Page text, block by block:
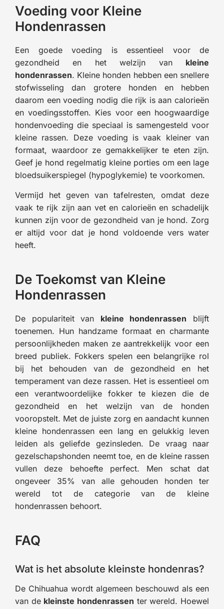
Voeding voor Kleine
Hondenrassen
Een goede voeding is essentieel voor de
gezondheid en het welzijn van kleine
hondenrassen. Kleine honden hebben een snellere
stofwisseling dan grotere honden en hebben
daarom een voeding nodig die rijk is aan calorieën
en voedingsstoffen. Kies voor een hoogwaardige
hondenvoeding die speciaal is samengesteld voor
kleine rassen. Deze voeding is vaak kleiner van
formaat, waardoor ze gemakkelijker te eten zijn.
Geef je hond regelmatig kleine porties om een lage
bloedsuikerspiegel (hypoglykemie) te voorkomen.
Vermijd het geven van tafelresten, omdat deze
vaak te rijk zijn aan vet en calorieën en schadelijk
kunnen zijn voor de gezondheid van je hond. Zorg
er altijd voor dat je hond voldoende vers water
heeft.
De Toekomst van Kleine
Hondenrassen
De populariteit van kleine hondenrassen blijft
toenemen. Hun handzame formaat en charmante
persoonlijkheden maken ze aantrekkelijk voor een
breed publiek. Fokkers spelen een belangrijke rol
bij het behouden van de gezondheid en het
temperament van deze rassen. Het is essentieel om
een verantwoordelijke fokker te kiezen die de
gezondheid en het welzijn van de honden
vooropstelt. Met de juiste zorg en aandacht kunnen
kleine hondenrassen een lang en gelukkig leven
leiden als geliefde gezinsleden. De vraag naar
gezelschapshonden neemt toe, en de kleine rassen
vullen deze behoefte perfect. Men schat dat
ongeveer 35% van alle gehouden honden ter
wereld tot de categorie van de kleine
hondenrassen behoort.
FAQ
Wat is het absolute kleinste hondenras?
De Chihuahua wordt algemeen beschouwd als een
van de kleinste hondenrassen ter wereld. Hoewel